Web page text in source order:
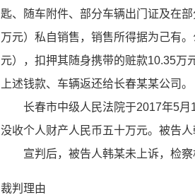
匙、随车附件、部分车辆出门证及在
万元）私自销售，销售所得据为己有
元），扣押其随身携带的赃款10.35万
上述钱款、车辆返还给长春某某公司。
长春市中级人民法院于2017年5月
没收个人财产人民币五十万元。被告
宣判后，被告人韩某未上诉，检察
裁判理由